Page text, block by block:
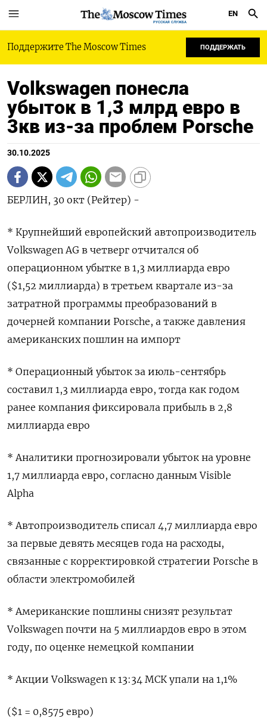
РУССКАЯ СЛУЖБА
EN
Поддержите The Moscow Times ПОДДЕРЖАТЬ
Volkswagen понесла
убыток в 1,3 млрд евро в
3кв из-за проблем Porsche
30.10.2025
БЕРЛИН, 30 окт (Рейтер) -
* Крупнейший европейский автопроизводитель
Volkswagen AG в четверг отчитался об
операционном убытке в 1,3 миллиарда евро
($1,52 миллиарда) в третьем квартале из-за
затратной программы преобразований в
дочерней компании Porsche, а также давления
американских пошлин на импорт
* Операционный убыток за июль-сентябрь
составил 1,3 миллиарда евро, тогда как годом
ранее компания фиксировала прибыль в 2,8
миллиарда евро
* Аналитики прогнозировали убыток на уровне
1,7 миллиарда евро, согласно данным Visible
Alpha
* Автопроизводитель списал 4,7 миллиарда евро
за первые девять месяцев года на расходы,
связанные с корректировкой стратегии Porsche в
области электромобилей
* Американские пошлины снизят результат
Volkswagen почти на 5 миллиардов евро в этом
году, по оценке немецкой компании
* Акции Volkswagen к 13:34 МСК упали на 1,1%
($1 = 0,8575 евро)